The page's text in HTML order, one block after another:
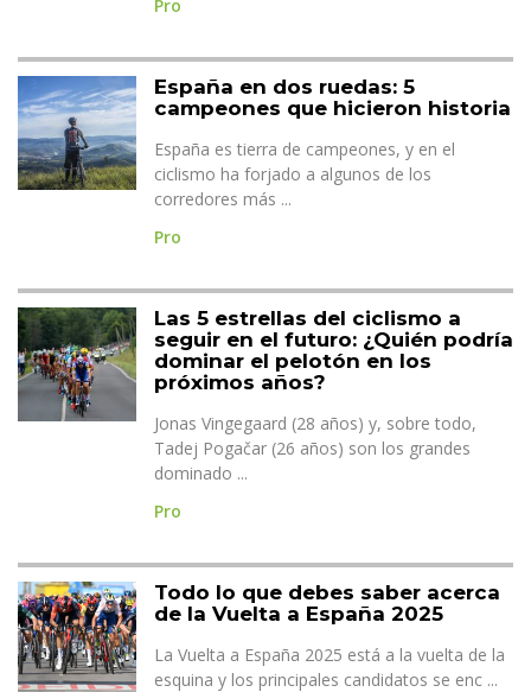
Pro
España en dos ruedas: 5
campeones que hicieron historia
España es tierra de campeones, y en el
ciclismo ha forjado a algunos de los
corredores más ...
Pro
Las 5 estrellas del ciclismo a
seguir en el futuro: ¿Quién podría
dominar el pelotón en los
próximos años?
Jonas Vingegaard (28 años) y, sobre todo,
Tadej Pogačar (26 años) son los grandes
dominado ...
Pro
Todo lo que debes saber acerca
de la Vuelta a España 2025
La Vuelta a España 2025 está a la vuelta de la
esquina y los principales candidatos se enc ...